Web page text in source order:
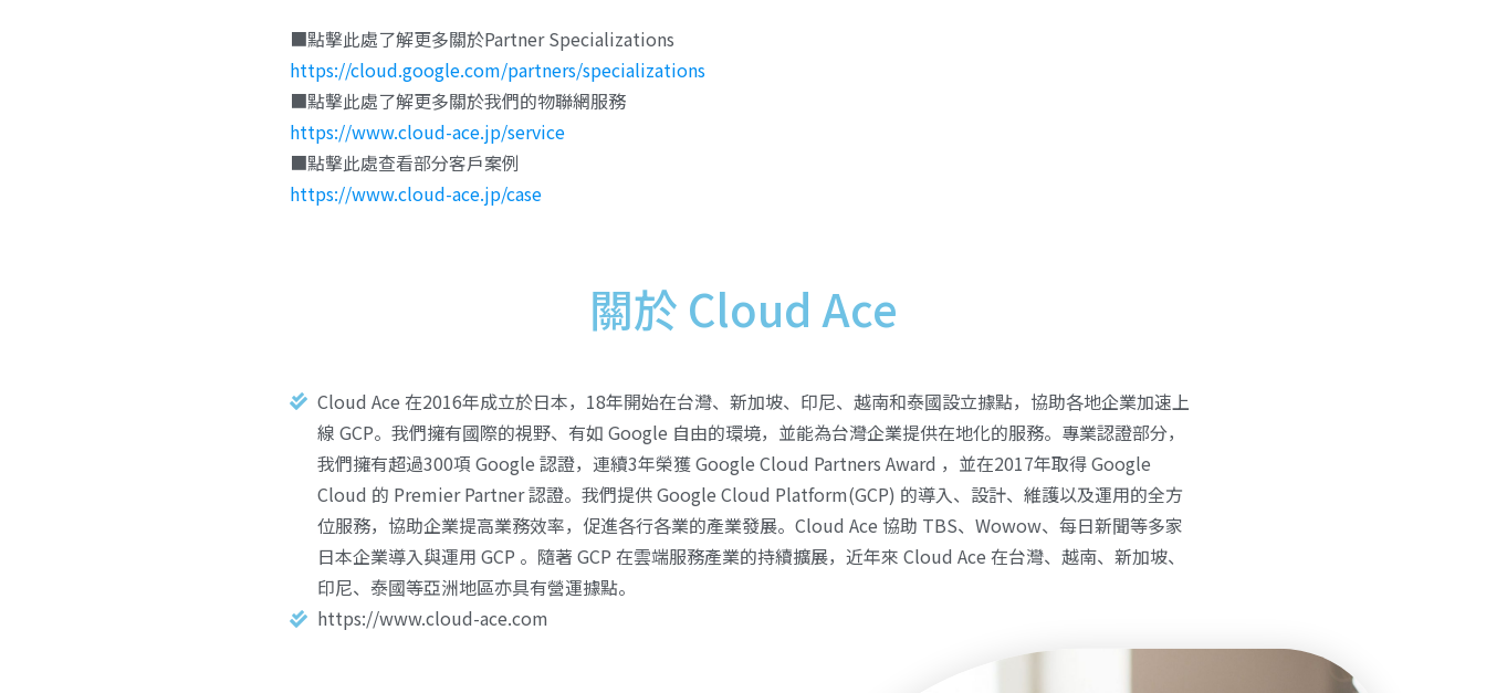
■點擊此處了解更多關於Partner Specializations
https://cloud.google.com/partners/specializations
■點擊此處了解更多關於我們的物聯網服務
https://www.cloud-ace.jp/service
■點擊此處查看部分客戶案例
https://www.cloud-ace.jp/case
關於 Cloud Ace
Cloud Ace 在2016年成立於日本，18年開始在台灣、新加坡、印尼、越南和泰國設立據點，協助各地企業加速上
線 GCP。我們擁有國際的視野、有如 Google 自由的環境，並能為台灣企業提供在地化的服務。專業認證部分，
我們擁有超過300項 Google 認證，連續3年榮獲 Google Cloud Partners Award ，並在2017年取得 Google
Cloud 的 Premier Partner 認證。我們提供 Google Cloud Platform(GCP) 的導入、設計、維護以及運用的全方
位服務，協助企業提高業務效率，促進各行各業的產業發展。Cloud Ace 協助 TBS、Wowow、每日新聞等多家
日本企業導入與運用 GCP 。隨著 GCP 在雲端服務產業的持續擴展，近年來 Cloud Ace 在台灣、越南、新加坡、
印尼、泰國等亞洲地區亦具有營運據點。
https://www.cloud-ace.com